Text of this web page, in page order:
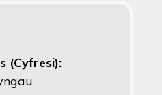
(Cyfresi):